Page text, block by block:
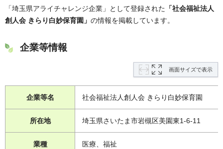
「埼玉県アライチャレンジ企業」として登録された 「社会福祉法人
創人会 きらり白妙保育園」 の情報を掲載しています。
企業等情報
画面サイズで表示
企業等名 社会福祉法人創人会 きらり白妙保育園
所在地 埼玉県さいたま市岩槻区美園東1-6-11
業種 医療、福祉